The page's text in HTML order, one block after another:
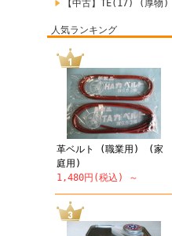
【中古】TE(17) (厚物)
人気ランキング
革ベルト (職業用) (家
庭用)
1,480円(税込) ～